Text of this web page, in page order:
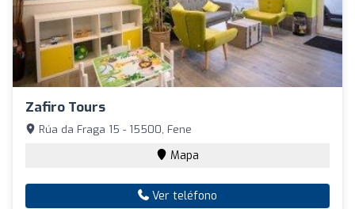
Zafiro Tours
Rúa da Fraga 15 - 15500, Fene
Mapa
Ver teléfono